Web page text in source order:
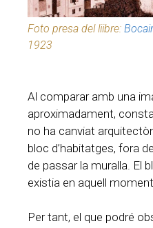
Foto presa del liibre:
1923
Al comparar amb una
aproximadament,
no ha canviat
bloc d’habitatges, fora
de passar la muralla. El
existia en aquell moment.
Per tant, el que podré